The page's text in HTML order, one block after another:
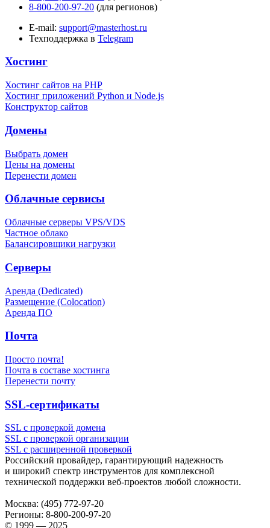
8-800-200-97-20 (для регионов)
E-mail: support@masterhost.ru
Техподдержка в Telegram
Хостинг
Хостинг сайтов на PHP
Хостинг приложений Python и Node.js
Конструктор сайтов
Домены
Выбрать домен
Цены на домены
Перенести домен
Облачные сервисы
Облачные серверы VPS/VDS
Частное облако
Балансировщики нагрузки
Серверы
Аренда (Dedicated)
Размещение (Colocation)
Аренда ПО
Почта
Просто почта!
Почта в составе хостинга
Перенести почту
SSL-сертификаты
SSL с проверкой домена
SSL с проверкой организации
SSL с расширенной проверкой
Российский провайдер, гарантирующий надежность
и широкий спектр инструментов для комплексной
технической поддержки веб-проектов любой сложности.
Москва: (495) 772-97-20
Регионы: 8-800-200-97-20
© 1999 — 2025